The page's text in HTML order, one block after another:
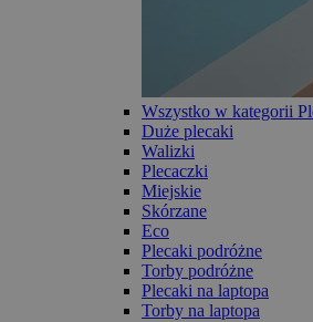
Wszystko w kategorii
Duże plecaki
Walizki
Plecaczki
Miejskie
Skórzane
Eco
Plecaki podróżne
Torby podróżne
Plecaki na laptopa
Torby na laptopa